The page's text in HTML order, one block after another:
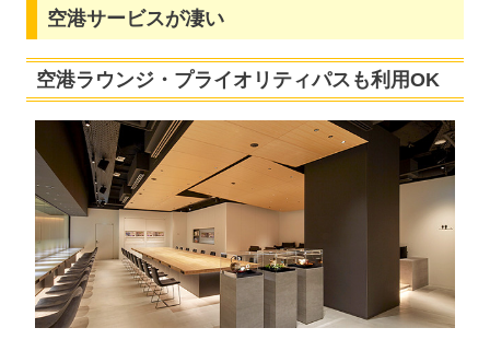
空港サービスが凄い
空港ラウンジ・プライオリティパスも利用OK